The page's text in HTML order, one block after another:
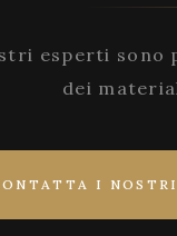
esperti sono
dei
I